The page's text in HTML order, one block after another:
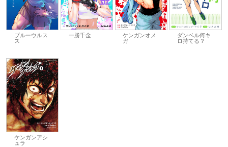
ブルーウルス
ス
一勝千金
ケンガンオメ
ガ
ダンベル何キ
ロ持てる？
ケンガンアシ
ュラ